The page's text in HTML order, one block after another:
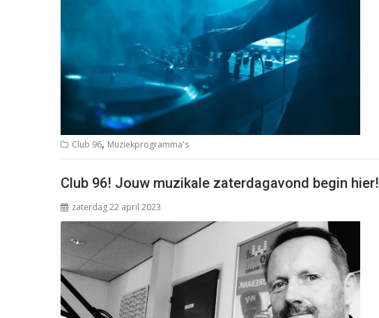
Club 96, Muziekprogramma's
Club 96! Jouw muzikale zaterdagavond begin hier!
zaterdag 22 april 2023